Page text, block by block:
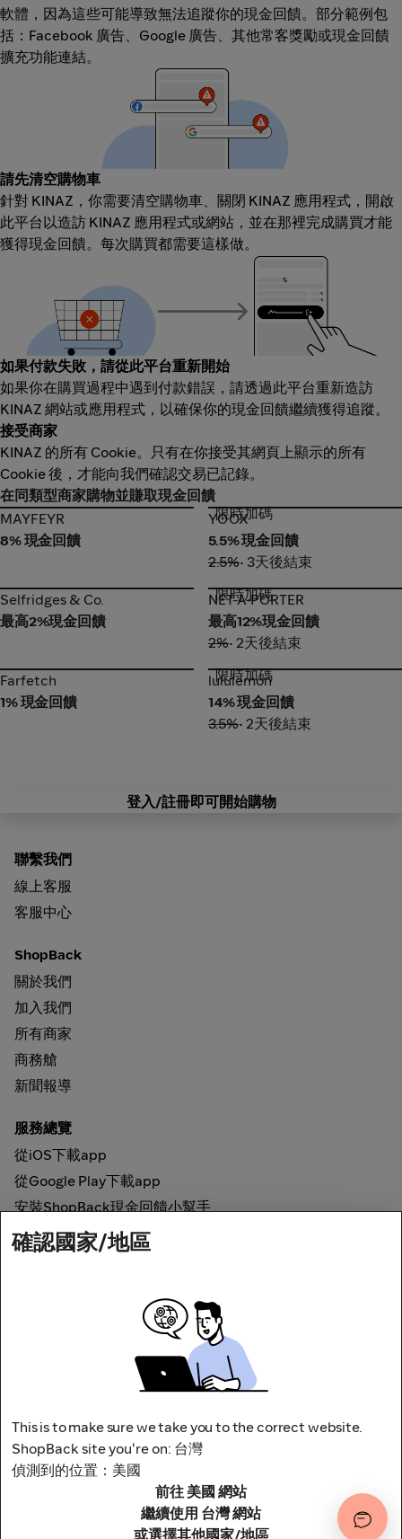
軟體，因為這些可能導致無法追蹤你的現金回饋。部分範例包
括：Facebook 廣告、Google 廣告、其他常客獎勵或現金回饋
擴充功能連結。
請先清空購物車
針對 KINAZ，你需要清空購物車、關閉 KINAZ 應用程式，開啟
此平台以造訪 KINAZ 應用程式或網站，並在那裡完成購買才能
獲得現金回饋。每次購買都需要這樣做。
如果付款失敗，請從此平台重新開始
如果你在購買過程中遇到付款錯誤，請透過此平台重新造訪
KINAZ 網站或應用程式，以確保你的現金回饋繼續獲得追蹤。
接受商家
KINAZ 的所有 Cookie。只有在你接受其網頁上顯示的所有
Cookie 後，才能向我們確認交易已記錄。
在同類型商家購物並賺取現金回饋
MAYFEYR
MAYFEYR
8% 現金回饋
YOOX
限時加碼
YOOX
5.5% 現金回饋
2.5%• 3天後結束
Selfridges & Co.
Selfridges & Co.
最高2%現金回饋
NET-A-PORTER
限時加碼
NET-A-PORTER
最高12%現金回饋
2%• 2天後結束
Farfetch
Farfetch
1% 現金回饋
lululemon
限時加碼
lululemon
14% 現金回饋
3.5%• 2天後結束
登入/註冊即可開始購物
聯繫我們
線上客服
客服中心
ShopBack
關於我們
加入我們
所有商家
商務艙
新聞報導
服務總覽
從iOS下載app
從Google Play下載app
安裝ShopBack現金回饋小幫手
如何運作
地址：台北市松山區南京東路四段1號8樓
隱私權政策
確認國家/地區
This is to make sure we take you to the correct website.
ShopBack site you're on: 台灣
偵測到的位置：美國
前往 美國 網站
繼續使用 台灣 網站
或選擇其他國家/地區